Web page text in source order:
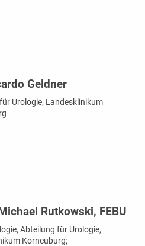
Geldner
Urologie, Landesklinikum
Rutkowski, FEBU
Abteilung für Urologie,
Korneuburg;